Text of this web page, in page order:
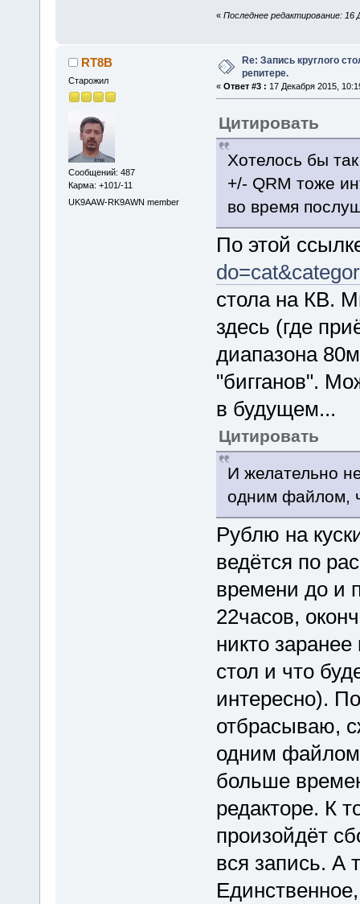
« Последнее редактирование: 16
RT8B
Старожил
Сообщений: 487
Карма: +101/-11
UK9AAW-RK9AWN member
Re: Запись круглого
репитере.
« Ответ #3 : 17 Декабря 2015,
Цитировать
Хотелось бы
+/- QRM тоже
во время
По этой
стола на КВ.
здесь (где
диапазона
"бигганов".
в будущем...
Цитировать
И желательно
одним файлом,
Рублю на
ведётся по
времени до и
22часов,
никто заранее
стол и что
интересно).
отбрасываю,
одним
больше
редакторе. К
произойдёт
вся запись. А